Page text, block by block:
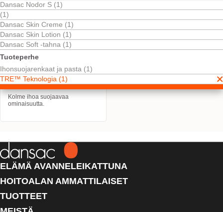
Dansac Nodor S (1)
(1)
Dansac Skin Creme (1)
Dansac Skin Lotion (1)
Dansac Soft ‑tahna (1)
Tuoteperhe
Ihonsuojarenkaat ja pasta (1)
TRE™ Teknologia (1)
Dansac TRE™ Seal
Kolme ihoa suojaavaa
ominaisuutta.
ELÄMÄ AVANNELEIKATTUNA
HOITOALAN AMMATTILAISET
TUOTTEET